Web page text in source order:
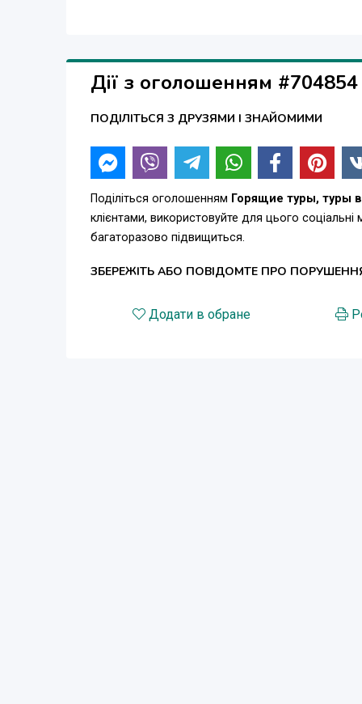
Дії з оголошенням #704854
ПОДІЛІТЬСЯ З ДРУЗЯМИ І ЗНАЙОМИМИ
Поділіться оголошенням Горящие туры, туры
клієнтами, використовуйте для цього
багаторазово підвищиться.
ЗБЕРЕЖІТЬ АБО ПОВІДОМТЕ ПРО
Додати в обране